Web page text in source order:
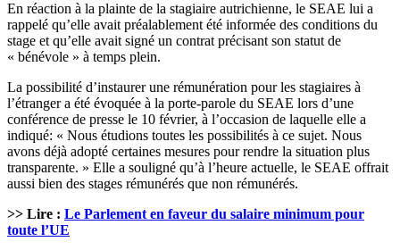
En réaction à la plainte de la stagiaire autrichienne, le SEAE lui a
rappelé qu’elle avait préalablement été informée des conditions du
stage et qu’elle avait signé un contrat précisant son statut de
« bénévole » à temps plein.
La possibilité d’instaurer une rémunération pour les stagiaires à
l’étranger a été évoquée à la porte-parole du SEAE lors d’une
conférence de presse le 10 février, à l’occasion de laquelle elle a
indiqué: « Nous étudions toutes les possibilités à ce sujet. Nous
avons déjà adopté certaines mesures pour rendre la situation plus
transparente. » Elle a souligné qu’à l’heure actuelle, le SEAE offrait
aussi bien des stages rémunérés que non rémunérés.
>> Lire : Le Parlement en faveur du salaire minimum pour
toute l’UE